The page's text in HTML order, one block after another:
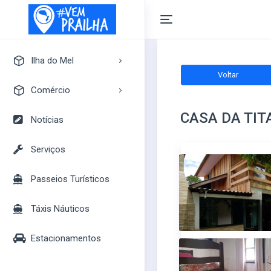
Ilha do Mel
A Ilha do Mel
Comércio
Pousadas
Casas
Mercados
Notícias
Serviços
Passeios Turísticos
Táxis Náuticos
Estacionamentos
Voltar
CASA DA